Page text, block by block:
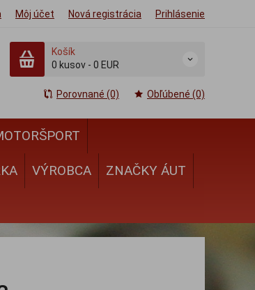
Môj účet Nová registrácia Prihlásenie
Košík
0 kusov - 0 EUR
Porovnané (0) Obľúbené (0)
VÝROBCA ZNAČKY ÁUT